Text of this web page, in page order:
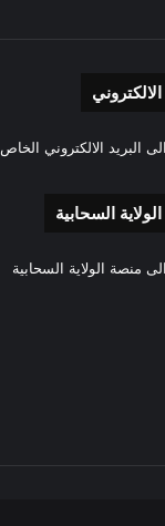
الالكتروني
البريد الالكتروني الخاص
السحابية
منصة الولاية السحابية